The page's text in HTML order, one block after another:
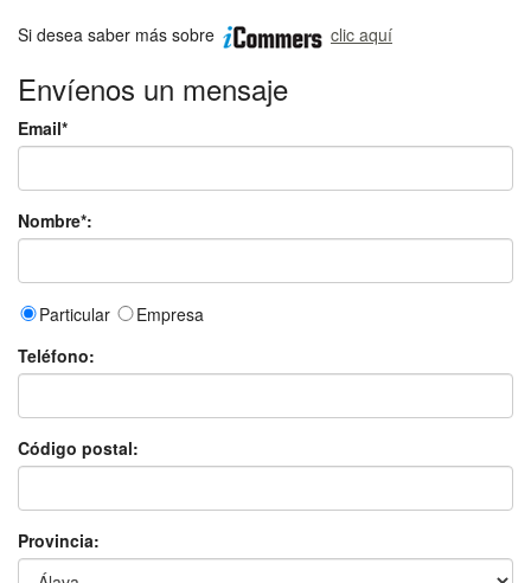
Si desea saber más sobre
clic aquí
Envíenos un mensaje
Email*
Nombre*:
Particular
Empresa
Teléfono:
Código postal:
Provincia: